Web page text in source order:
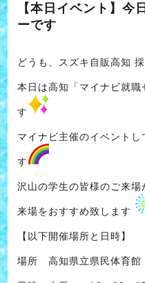
【本日イベント】今
ーです
どうも、スズキ自販高知
本日は高知「マイナビ就
す
マイナビ主催のイベント
す
沢山の学生の皆様のご来
来場をおすすめ致します
【以下開催場所と日時】
場所 高知県立県民体育館